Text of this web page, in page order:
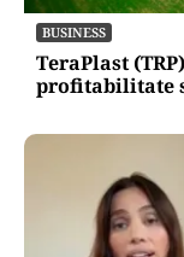
BUSINESS
TeraPlast
profitabilitate